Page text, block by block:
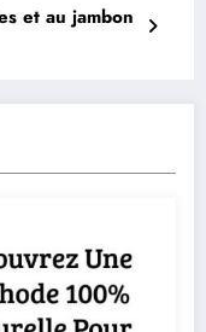
et au jambon